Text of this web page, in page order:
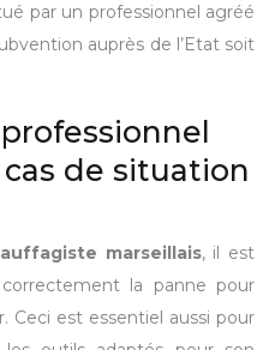
par un professionnel agréé
auprès de l’Etat soit
de situation
marseillais, il est
la panne pour
Ceci est essentiel aussi pour